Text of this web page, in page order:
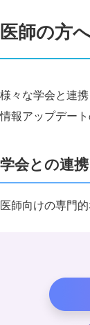
医師の方
様々な学会と連
情報アップデー
学会との連
医師向けの専門